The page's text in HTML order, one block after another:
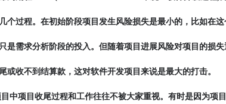
个过程。在初始阶段项目发生风险损失是最小的，比如在
是需求分析阶段的投入。但随着项目进展风险对项目的损
或收不到结算款，这对软件开发项目来说是最大的打击。
中项目收尾过程和工作往往不被大家重视。有时是因为项